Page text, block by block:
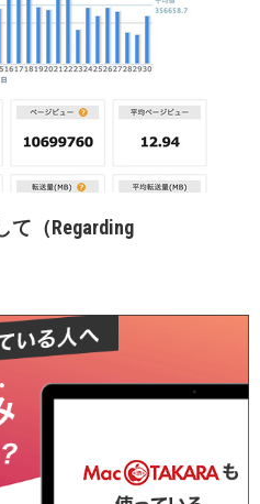
て（Regarding